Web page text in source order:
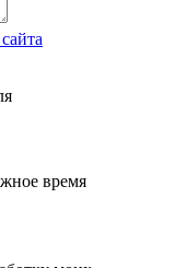
время